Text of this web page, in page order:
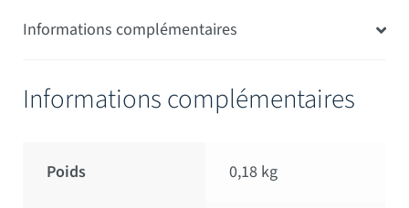
Informations complémentaires
Informations complémentaires
Poids 0,18 kg